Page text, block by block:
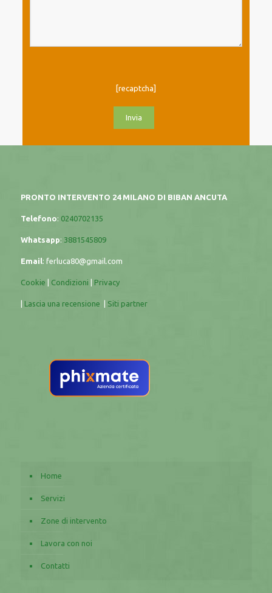
[recaptcha]
PRONTO INTERVENTO 24 MILANO DI BIBAN ANCUTA
Telefono: 0240702135
Whatsapp: 3881545809
Email: ferluca80@gmail.com
Cookie Condizioni Privacy
Lascia una recensione Siti partner
Home
Servizi
Zone di intervento
Lavora con noi
Contatti